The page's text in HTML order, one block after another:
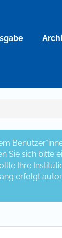
Sie sich bitte
Ihre
erfolgt